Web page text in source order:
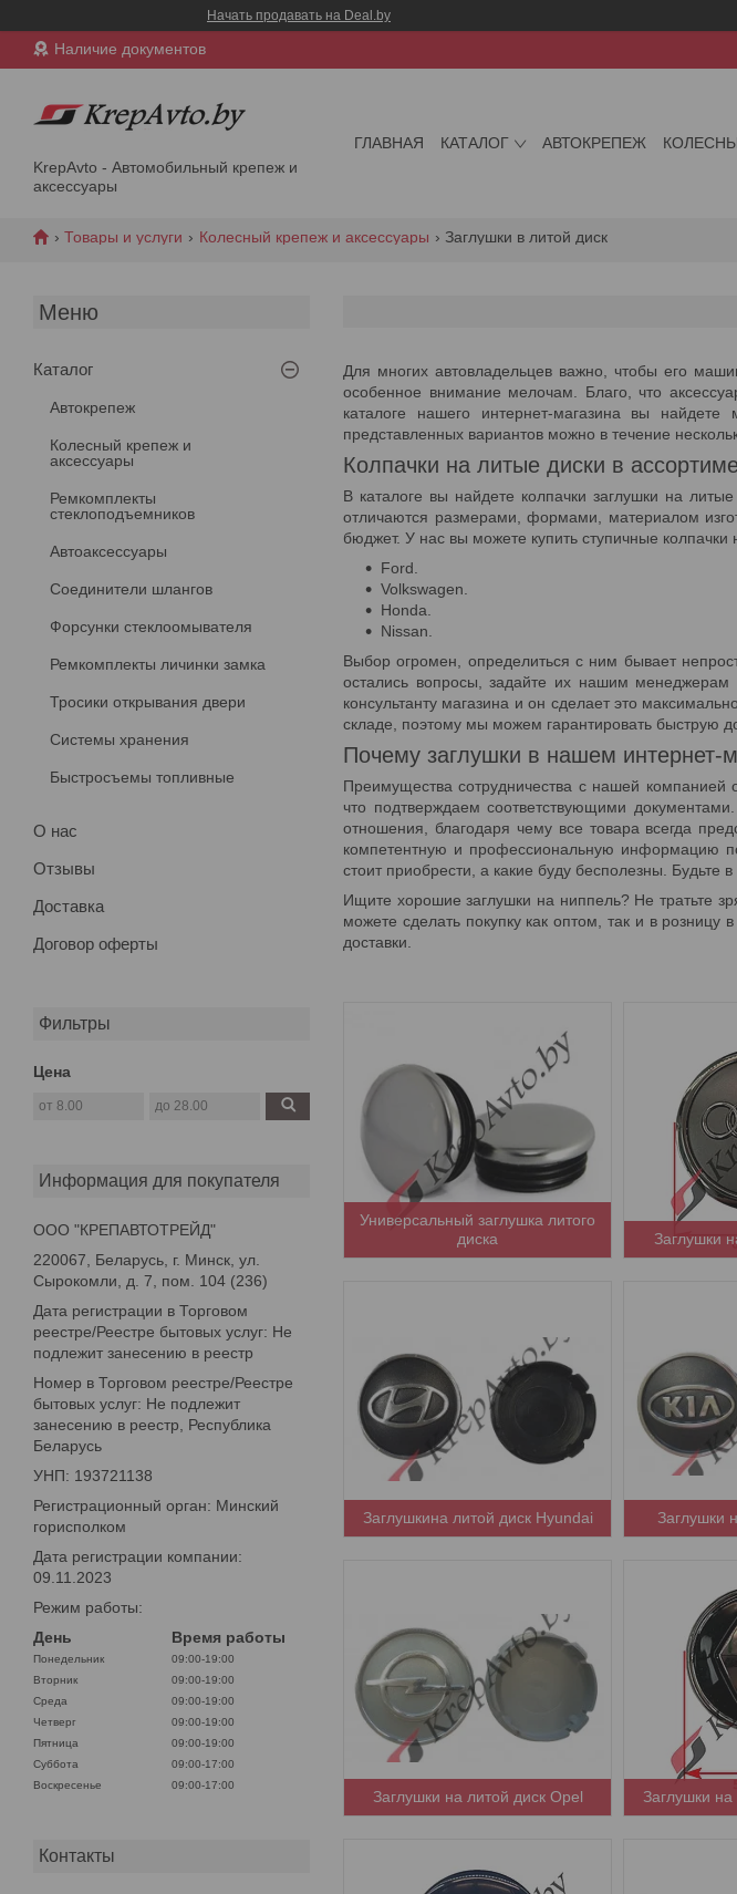
Начать продавать на Deal.by
Наличие документов
KrepAvto - Автомобильный крепеж и
аксессуары
ГЛАВНАЯ КАТАЛОГ АВТОКРЕПЕЖ
Товары и услуги Колесный крепеж и аксессуары Заглушки в литой диск
Каталог
Автокрепеж
Колесный крепеж и
аксессуары
Ремкомплекты
стеклоподъемников
Автоаксессуары
Соединители шлангов
Форсунки стеклоомывателя
Ремкомплекты личинки замка
Тросики открывания двери
Системы хранения
Быстросъемы топливные
О нас
Отзывы
Доставка
Договор оферты
Фильтры
Цена
Информация для покупателя
ООО "КРЕПАВТОТРЕЙД"
220067, Беларусь, г. Минск, ул.
Сырокомли, д. 7, пом. 104 (236)
Дата регистрации в Торговом
реестре/Реестре бытовых услуг: Не
подлежит занесению в реестр
Номер в Торговом реестре/Реестре
бытовых услуг: Не подлежит
занесению в реестр, Республика
Беларусь
УНП: 193721138
Регистрационный орган: Минский
горисполком
Дата регистрации компании:
09.11.2023
Режим работы:
День
Время работы
Понедельник
09:00-19:00
Вторник
09:00-19:00
Среда
09:00-19:00
Четверг
09:00-19:00
Пятница
09:00-19:00
Суббота
09:00-17:00
Воскресенье
09:00-17:00
Контакты
Для многих автовладельцев важно, чтобы его
особенное внимание мелочам. Благо, что
каталоге нашего интернет-магазина вы
представленных вариантов можно в течение
Колпачки на литые диски в
В каталоге вы найдете колпачки заглушки на
отличаются размерами, формами, материалом
бюджет. У нас вы можете купить ступичные колпачки
Ford.
Volkswagen.
Honda.
Nissan.
Выбор огромен, определиться с ним бывает
остались вопросы, задайте их нашим
консультанту магазина и он сделает это
складе, поэтому мы можем гарантировать быструю
Почему заглушки в нашем интернет-
Преимущества сотрудничества с нашей
что подтверждаем соответствующими
отношения, благодаря чему все товара всегда
компетентную и профессиональную информацию
стоит приобрести, а какие буду бесполезны. Будьте
Ищите хорошие заглушки на ниппель? Не тратьте
можете сделать покупку как оптом, так и в
доставки.
Универсальный заглушка литого
диска
Заглушки
Заглушкина литой диск Hyundai Заглушки
Заглушки на литой диск Opel Заглушки